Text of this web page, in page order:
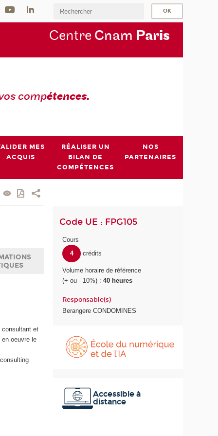
Centre Cnam Paris
compétences.
MES
ACQUIS
RÉALISER UN
BILAN DE
COMPÉTENCES
NOS
PARTENAIRES
consultant et
oeuvre le
Code UE : FPG105
Cours
4
crédits
Volume horaire de référence
(+ ou - 10%) :40 heures
Responsable(s)
Berangere CONDOMINES
Accessible à
distance